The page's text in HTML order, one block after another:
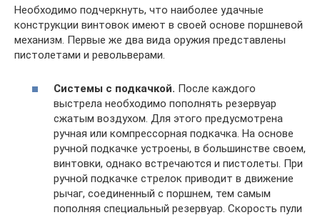
Необходимо подчеркнуть, что наиболее удачные
конструкции винтовок имеют в своей основе поршневой
механизм. Первые же два вида оружия представлены
пистолетами и револьверами.
Системы с подкачкой. После каждого
выстрела необходимо пополнять резервуар
сжатым воздухом. Для этого предусмотрена
ручная или компрессорная подкачка. На основе
ручной подкачке устроены, в большинстве своем,
винтовки, однако встречаются и пистолеты. При
ручной подкачке стрелок приводит в движение
рычаг, соединенный с поршнем, тем самым
пополняя специальный резервуар. Скорость пули